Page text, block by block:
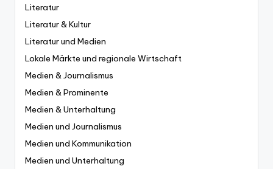
Literatur
Literatur & Kultur
Literatur und Medien
Lokale Märkte und regionale Wirtschaft
Medien & Journalismus
Medien & Prominente
Medien & Unterhaltung
Medien und Journalismus
Medien und Kommunikation
Medien und Unterhaltung